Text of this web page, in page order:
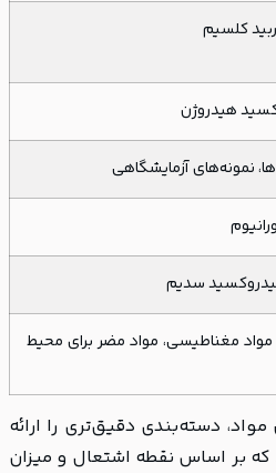
کلسیم
هیدروژن
نمونه‌های آزمایشگاهی
سدیم
مواد مغناطیسی، مواد مضر برای محیط
مواد، دسته‌بندی دقیق‌تری را ارائه
می‌شود که بر اساس نقطه اشتعال و میزان